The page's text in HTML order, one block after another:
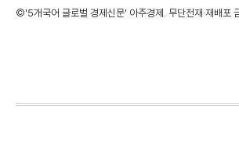
©'5개국어 글로벌 경제신문' 아주경제. 무단전재·재배포